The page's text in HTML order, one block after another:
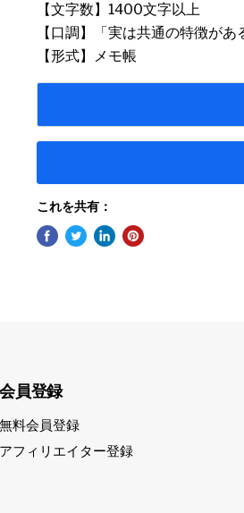
【文字数】1400文字以上
【口調】「実は共通の特徴があ
【形式】メモ帳
これを共有：
会員登録
無料会員登録
アフィリエイター登録